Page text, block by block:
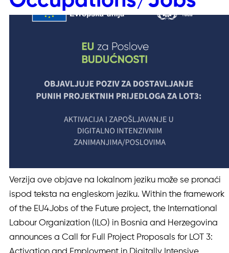
Verzija ove objave na lokalnom jeziku može se pronaći
ispod teksta na engleskom jeziku. Within the framework
of the EU4Jobs of the Future project, the International
Labour Organization (ILO) in Bosnia and Herzegovina
announces a Call for Full Project Proposals for LOT 3: